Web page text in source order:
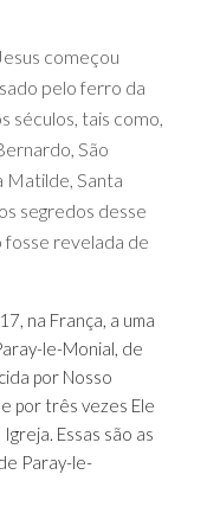
começou
pelo ferro da
séculos, tais como,
São
Matilde, Santa
segredos desse
revelada de
na França, a uma
le-Monial, de
por Nosso
por três vezes Ele
Essas são as
Paray-le-